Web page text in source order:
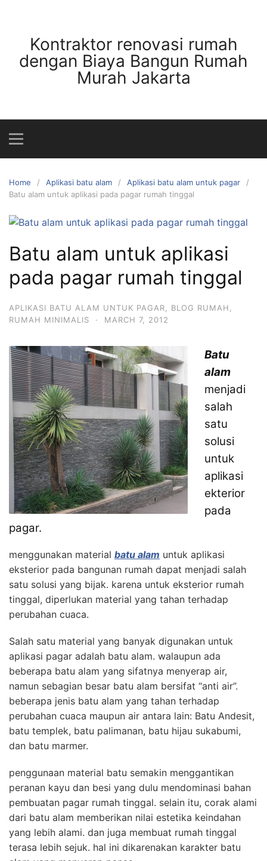
contentKontraktor renovasi rumah
dengan Biaya Bangun Rumah
Murah Jakarta
Home Aplikasi batu alam
Aplikasi batu alam untuk pagar
Batu alam untuk aplikasi pada pagar rumah tinggal
Batu alam untuk aplikasi
pada pagar rumah tinggal
APLIKASI BATU ALAM UNTUK PAGAR BLOG RUMAH
RUMAH MINIMALIS
· MARCH 7, 2012
Batu
alam
menjadi
salah
satu
solusi
untuk
aplikasi
ekterior
pada
pagar.
menggunakan material batu alam untuk aplikasi
eksterior pada bangunan rumah dapat menjadi salah
satu solusi yang bijak. karena untuk eksterior rumah
tinggal, diperlukan material yang tahan terhadap
perubahan cuaca.
Salah satu material yang banyak digunakan untuk
aplikasi pagar adalah batu alam. walaupun ada
beberapa batu alam yang sifatnya menyerap air,
namun sebagian besar batu alam bersifat “anti air”.
beberapa jenis batu alam yang tahan terhadap
perubahan cuaca maupun air antara lain: Batu Andesit,
batu templek, batu palimanan, batu hijau sukabumi,
dan batu marmer.
penggunaan material batu semakin menggantikan
peranan kayu dan besi yang dulu mendominasi bahan
pembuatan pagar rumah tinggal. selain itu, corak alami
dari batu alam memberikan nilai estetika keindahan
yang lebih alami. dan juga membuat rumah tinggal
terasa lebih sejuk. hal ini dikarenakan karakter batu